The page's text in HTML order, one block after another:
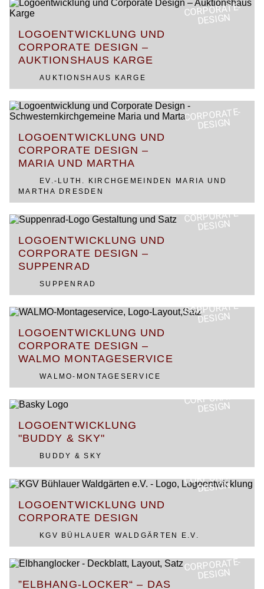
CORPORATE-
DESIGN
LOGOENTWICKLUNG UND
CORPORATE DESIGN –
AUKTIONSHAUS KARGE
AUKTIONSHAUS KARGE
CORPORATE-
DESIGN
LOGOENTWICKLUNG UND
CORPORATE DESIGN –
MARIA UND MARTHA
EV.-LUTH. KIRCHGEMEINDEN MARIA UND
MARTHA DRESDEN
CORPORATE-
DESIGN
LOGOENTWICKLUNG UND
CORPORATE DESIGN –
SUPPENRAD
SUPPENRAD
CORPORATE-
DESIGN
LOGOENTWICKLUNG UND
CORPORATE DESIGN –
WALMO MONTAGESERVICE
WALMO-MONTAGESERVICE
CORPORATE-
DESIGN
LOGOENTWICKLUNG
"BUDDY & SKY"
BUDDY & SKY
CORPORATE-
DESIGN
LOGOENTWICKLUNG UND
CORPORATE DESIGN
KGV BÜHLAUER WALDGÄRTEN E.V.
CORPORATE-
DESIGN
”ELBHANG-LOCKER“ – DAS